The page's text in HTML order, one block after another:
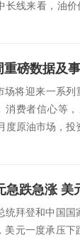
长线来看，油
场将迎来一系
消费者信心等
度原油市场，
统拜登和中国
美元一度承压下